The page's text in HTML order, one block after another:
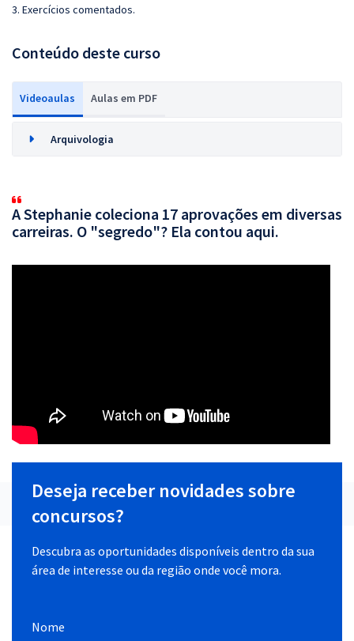
3. Exercícios comentados.
Conteúdo deste curso
Videoaulas Aulas em PDF
Arquivologia
A Stephanie coleciona 17 aprovações em diversas
carreiras. O "segredo"? Ela contou aqui.
Deseja receber novidades sobre
concursos?
Descubra as oportunidades disponíveis dentro da sua
área de interesse ou da região onde você mora.
Nome